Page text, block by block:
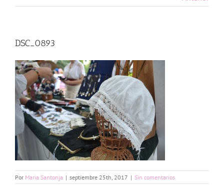
DSC_0893
Por Maria Santonja | septiembre 25th, 2017 | Sin comentarios